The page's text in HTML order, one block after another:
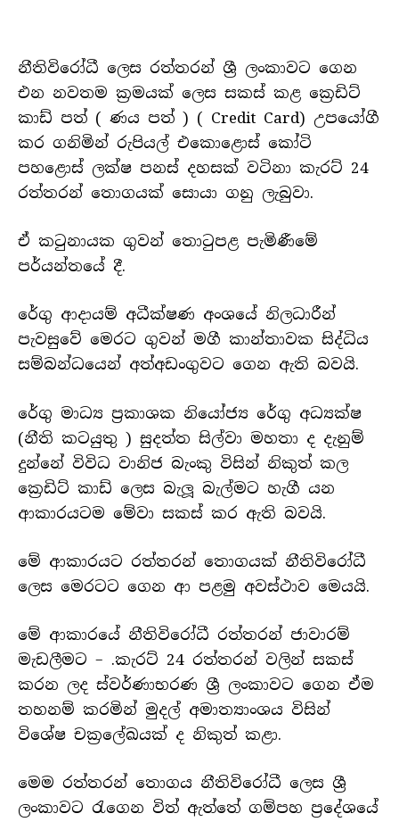
නීතිවිරෝධී ලෙස රත්තරන් ශ්‍රී ලංකාවට ගෙන
එන නවතම ක්‍රමයක් ලෙස සකස් කළ ක්‍රෙඩිට්
කාඩ් පත් ( ණය පත් ) ( Credit Card) උපයෝගී
කර ගනිමින් රුපියල් එකොළොස් කෝටි
පහළොස් ලක්ෂ පනස් දහසක් වටිනා කැරට් 24
රත්තරන් තොගයක් සොයා ගනු ලැබුවා.
ඒ කටුනායක ගුවන් තොටුපළ පැමිණීමේ
පර්යන්තයේ දී.
රේගු ආදායම් අධීක්ෂණ අංශයේ නිලධාරීන්
පැවසුවේ මෙරට ගුවන් මගී කාන්තාවක සිද්ධිය
සම්බන්ධයෙන් අත්අඩංගුවට ගෙන ඇති බවයි.
රේගු මාධ්‍ය ප්‍රකාශක නියෝජ්‍ය රේගු අධ්‍යක්ෂ
(නීති කටයුතු ) සුදත්ත සිල්වා මහතා ද දැනුම්
දුන්නේ විවිධ වානිජ බැංකු විසින් නිකුත් කල
ක්‍රෙඩිට් කාඩ් ලෙස බැලූ බැල්මට හැගී යන
ආකාරයටම මේවා සකස් කර ඇති බවයි.
මේ ආකාරයට රත්තරන් තොගයක් නීතිවිරෝධී
ලෙස මෙරටට ගෙන ආ පළමු අවස්ථාව මෙයයි.
මේ ආකාරයේ නීතිවිරෝධී රත්තරන් ජාවාරම්
මැඩලීමට – .කැරට් 24 රත්තරන් වලින් සකස්
කරන ලද ස්වර්ණාභරණ ශ්‍රී ලංකාවට ගෙන ඒම
තහනම් කරමින් මුදල් අමාත්‍යාංශය විසින්
විශේෂ චක්‍රලේඛයක් ද නිකුත් කළා.
මෙම රත්තරන් තොගය නීතිවිරෝධී ලෙස ශ්‍රී
ලංකාවට රැගෙන විත් ඇත්තේ ගම්පහ ප්‍රදේශයේ